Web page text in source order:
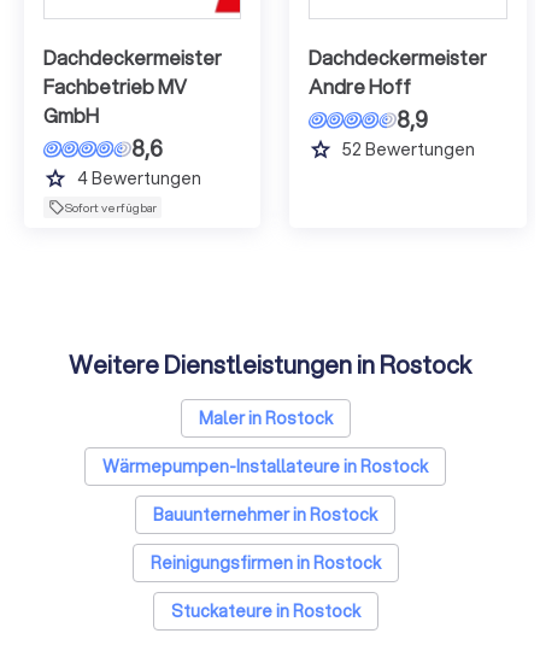
Dachdeckermeister
Fachbetrieb MV
GmbH
8,6
grade 4Bewertungen
Sofort verfügbar
Dachdeckermeister
Andre Hoff
8,9
grade 52 Bewertungen
Weitere Dienstleistungen in Rostock
Maler in Rostock
Wärmepumpen-Installateure in Rostock
Bauunternehmer in Rostock
Reinigungsfirmen in Rostock
Stuckateure in Rostock